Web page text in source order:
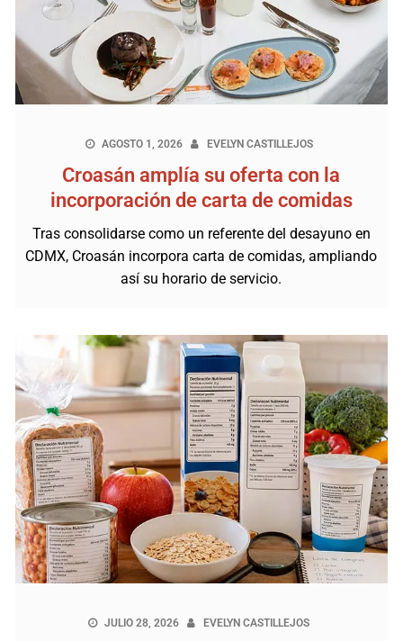
AGOSTO 1, 2026 EVELYN CASTILLEJOS
Croasán amplía su oferta con la
incorporación de carta de comidas
Tras consolidarse como un referente del desayuno en
CDMX, Croasán incorpora carta de comidas, ampliando
así su horario de servicio.
JULIO 28, 2026 EVELYN CASTILLEJOS